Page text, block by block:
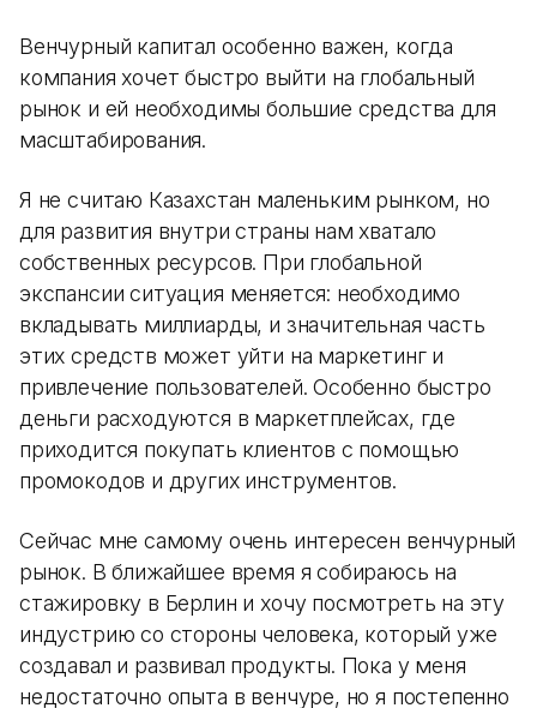
Венчурный капитал особенно важен, когда
компания хочет быстро выйти на глобальный
рынок и ей необходимы большие средства для
масштабирования.
Я не считаю Казахстан маленьким рынком, но
для развития внутри страны нам хватало
собственных ресурсов. При глобальной
экспансии ситуация меняется: необходимо
вкладывать миллиарды, и значительная часть
этих средств может уйти на маркетинг и
привлечение пользователей. Особенно быстро
деньги расходуются в маркетплейсах, где
приходится покупать клиентов с помощью
промокодов и других инструментов.
Сейчас мне самому очень интересен венчурный
рынок. В ближайшее время я собираюсь на
стажировку в Берлин и хочу посмотреть на эту
индустрию со стороны человека, который уже
создавал и развивал продукты. Пока у меня
недостаточно опыта в венчуре, но я постепенно